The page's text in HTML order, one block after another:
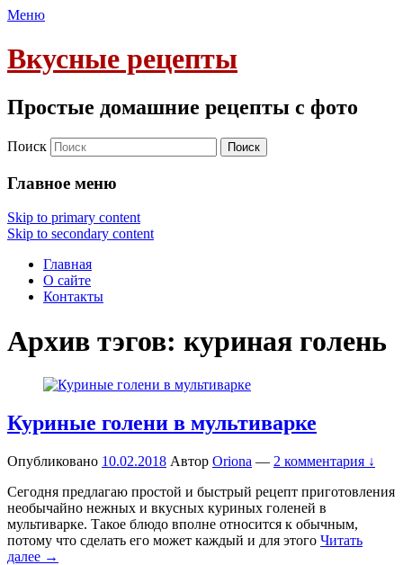
Меню
Вкусные рецепты
Простые домашние рецепты с фото
Поиск
Главное меню
Skip to primary content
Skip to secondary content
Главная
О сайте
Контакты
Архив тэгов: куриная голень
Куриные голени в мультиварке
Опубликовано 10.02.2018 Автор Oriona — 2 комментария ↓
Сегодня предлагаю простой и быстрый рецепт приготовления
необычайно нежных и вкусных куриных голеней в
мультиварке. Такое блюдо вполне относится к обычным,
потому что сделать его может каждый и для этого Читать
далее →